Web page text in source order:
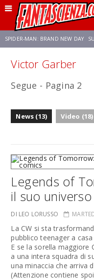
SPIDER-MAN: BRAND NEW DAY
Victor Garber
Segue - Pagina 2
News (13) Video (18)
Legends of
il suo
DI LEO LORUSSO
La CW si sta
pubblico teenager a
E se la sorella maggiore
a una intera squadra di
una minaccia che arriva
(Attenzione contiene